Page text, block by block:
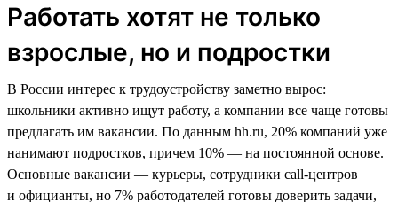
Работать хотят не только
взрослые, но и подростки
В России интерес к трудоустройству заметно вырос:
школьники активно ищут работу, а компании все чаще готовы
предлагать им вакансии. По данным hh.ru, 20% компаний уже
нанимают подростков, причем 10% — на постоянной основе.
Основные вакансии — курьеры, сотрудники call-центров
и официанты, но 7% работодателей готовы доверить задачи,